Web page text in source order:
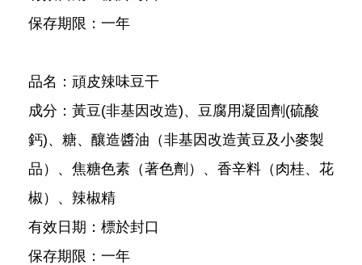
保存期限：一年
品名：頑皮辣味豆干
成分：黃豆(非基因改造)、豆腐用凝固劑(硫酸
鈣)、糖、釀造醬油（非基因改造黃豆及小麥製
品）、焦糖色素（著色劑）、香辛料（肉桂、花
椒）、辣椒精
有效日期：標於封口
保存期限：一年